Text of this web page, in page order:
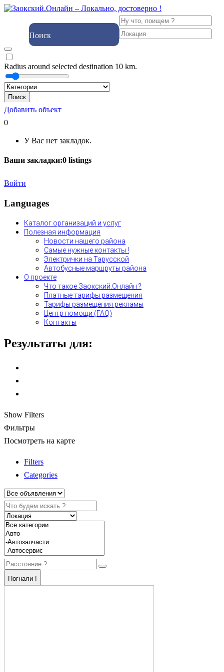
Поиск
Radius around selected destination 10 km.
Поиск
Добавить объект
0
У Вас нет закладок.
Ваши закладки:0 listings
Войти
Languages
Каталог организаций и услуг
Полезная информация
Новости нашего района
Самые нужные контакты !
Электрички на Тарусской
Автобусные маршруты района
О проекте
Что такое Заокский.Онлайн ?
Платные тарифы размещения
Тарифы размещения рекламы
Центр помощи (FAQ)
Контакты
Результаты для:
Show Filters
Фильтры
Посмотреть на карте
Filters
Categories
Погнали !